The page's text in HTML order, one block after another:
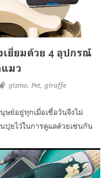
เยี่ยมด้วย 4 อุปกรณ์
มว
gizmo Pet giraffe
ษย์อยู่ทุกเมื่อเชื่อวันจึงไม่
ปุยไว้ในการดูแลด้วยเช่นกัน